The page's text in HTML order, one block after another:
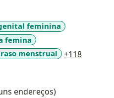
feminina
femina
menstrual +118
endereços)